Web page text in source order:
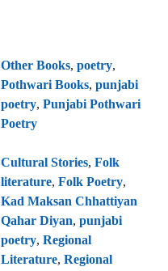
Other Books, poetry,
Pothwari Books, punjabi
poetry, Punjabi Pothwari
Poetry
Cultural Stories, Folk
literature, Folk Poetry,
Kad Maksan Chhattiyan
Qahar Diyan, punjabi
poetry, Regional
Literature, Regional